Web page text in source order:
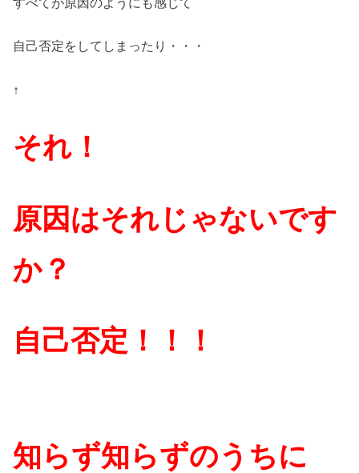
自己否定をしてしまったり・・・
↑
それ！
原因はそれじゃないです
か？
自己否定！！！
知らず知らずのうちに